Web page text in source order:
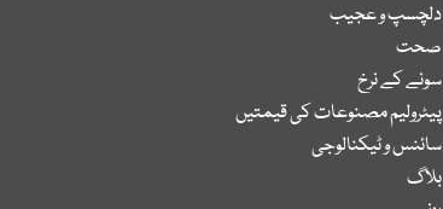
دلچسپ و عجیب
صحت
سونے کے نرخ
پیٹرولیم مصنوعات کی قیمتیں
سائنس و ٹیکنالوجی
بلاگ